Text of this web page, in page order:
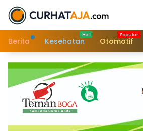
Langsung
konten
Berita
Kesehatan Otomotif